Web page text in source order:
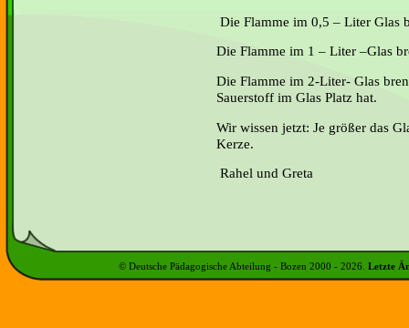
Die Flamme im 0,5 – Liter Glas
Die Flamme im 1 – Liter –Glas
Die Flamme im 2-Liter- Glas
Sauerstoff im Glas Platz hat.
Wir wissen jetzt: Je größer das
Kerze.
Rahel und Greta
© Deutsche Pädagogische Abteilung - Bozen 2000 - 2026 Letzte